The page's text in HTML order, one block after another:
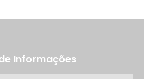
Informações